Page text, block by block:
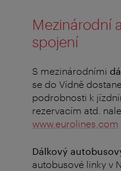
Mezinárodní
spojení
S mezinárodními
se do Vídně
podrobnosti k
rezervacím atd.
www.eurolines.com
Dálkový
autobusové linky v